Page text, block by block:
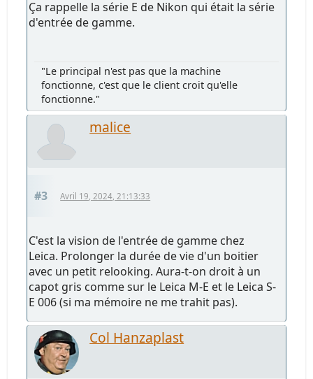
Ça rappelle la série E de Nikon qui était la série
d'entrée de gamme.
"Le principal n'est pas que la machine
fonctionne, c'est que le client croit qu'elle
fonctionne."
malice
#3 Avril 19, 2024, 21:13:33
C'est la vision de l'entrée de gamme chez
Leica. Prolonger la durée de vie d'un boitier
avec un petit relooking. Aura-t-on droit à un
capot gris comme sur le Leica M-E et le Leica S-
E 006 (si ma mémoire ne me trahit pas).
Col Hanzaplast